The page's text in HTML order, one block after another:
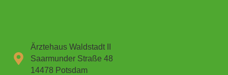
Ärztehaus Waldstadt II
Saarmunder Straße 48
14478 Potsdam